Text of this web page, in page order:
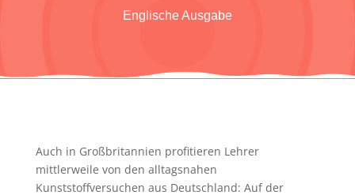
Englische Ausgabe
Auch in Großbritannien profitieren Lehrer
mittlerweile von den alltagsnahen
Kunststoffversuchen aus Deutschland: Auf der